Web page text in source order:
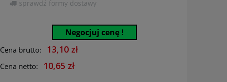
sprawdź formy dostawy
Negocjuj cenę !
Cena brutto: 13,10 zł
Cena netto: 10,65 zł